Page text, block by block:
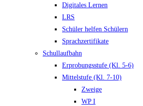
Digitales Lernen
LRS
Schüler helfen Schülern
Sprachzertifikate
Schullaufbahn
Erprobungsstufe (Kl. 5-6)
Mittelstufe (Kl. 7-10)
Zweige
WP I